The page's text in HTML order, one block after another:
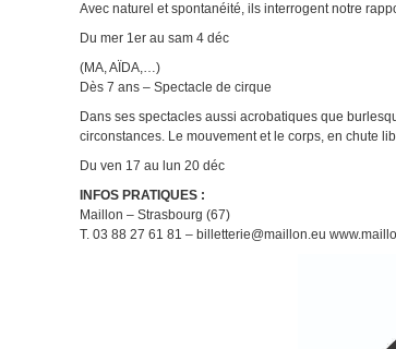
Avec naturel et spontanéité, ils interrogent notre
Du mer 1er au sam 4 déc
(MA, AÏDA,…)
Dès 7 ans – Spectacle de cirque
Dans ses spectacles aussi acrobatiques que
circonstances. Le mouvement et le corps, en chute
Du ven 17 au lun 20 déc
INFOS PRATIQUES :
Maillon – Strasbourg (67)
T. 03 88 27 61 81 – billetterie@maillon.eu